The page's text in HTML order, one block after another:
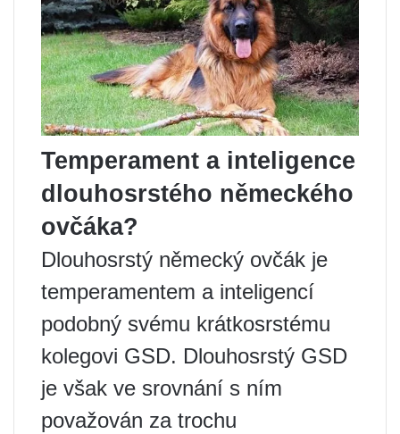
Temperament a inteligence
dlouhosrstého německého
ovčáka?
Dlouhosrstý německý ovčák je
temperamentem a inteligencí
podobný svému krátkosrstému
kolegovi GSD. Dlouhosrstý GSD
je však ve srovnání s ním
považován za trochu